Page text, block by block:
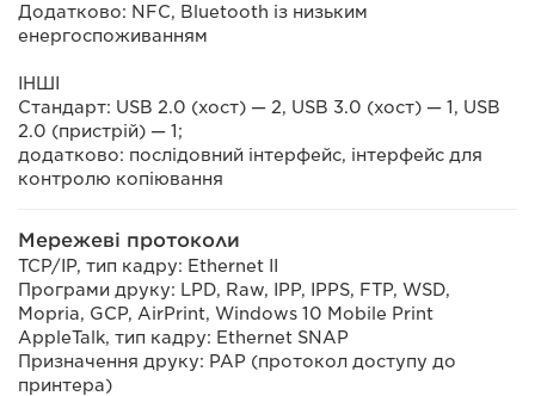
Додатково: NFC, Bluetooth із низьким
енергоспоживанням
ІНШІ
Стандарт: USB 2.0 (хост) — 2, USB 3.0 (хост) — 1, USB
2.0 (пристрій) — 1;
додатково: послідовний інтерфейс, інтерфейс для
контролю копіювання
Мережеві протоколи
TCP/IP, тип кадру: Ethernet II
Програми друку: LPD, Raw, IPP, IPPS, FTP, WSD,
Mopria, GCP, AirPrint, Windows 10 Mobile Print
AppleTalk, тип кадру: Ethernet SNAP
Призначення друку: PAP (протокол доступу до
принтера)